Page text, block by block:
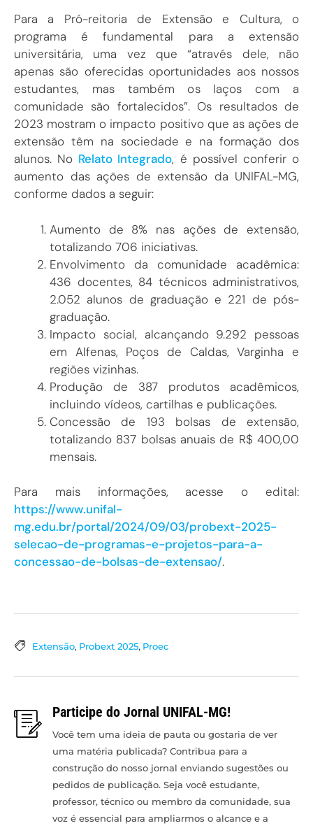
Para a Pró-reitoria de Extensão e Cultura, o
programa é fundamental para a extensão
universitária, uma vez que “através dele, não
apenas são oferecidas oportunidades aos nossos
estudantes, mas também os laços com a
comunidade são fortalecidos”. Os resultados de
2023 mostram o impacto positivo que as ações de
extensão têm na sociedade e na formação dos
alunos. No Relato Integrado, é possível conferir o
aumento das ações de extensão da UNIFAL-MG,
conforme dados a seguir:
Aumento de 8% nas ações de extensão,
totalizando 706 iniciativas.
Envolvimento da comunidade acadêmica:
436 docentes, 84 técnicos administrativos,
2.052 alunos de graduação e 221 de pós-
graduação.
Impacto social, alcançando 9.292 pessoas
em Alfenas, Poços de Caldas, Varginha e
regiões vizinhas.
Produção de 387 produtos acadêmicos,
incluindo vídeos, cartilhas e publicações.
Concessão de 193 bolsas de extensão,
totalizando 837 bolsas anuais de R$ 400,00
mensais.
Para mais informações, acesse o edital:
https://www.unifal-
mg.edu.br/portal/2024/09/03/probext-2025-
selecao-de-programas-e-projetos-para-a-
concessao-de-bolsas-de-extensao/.
Extensão, Probext 2025, Proec
Participe do Jornal UNIFAL-MG!
Você tem uma ideia de pauta ou gostaria de ver
uma matéria publicada? Contribua para a
construção do nosso jornal enviando sugestões ou
pedidos de publicação. Seja você estudante,
professor, técnico ou membro da comunidade, sua
voz é essencial para ampliarmos o alcance e a